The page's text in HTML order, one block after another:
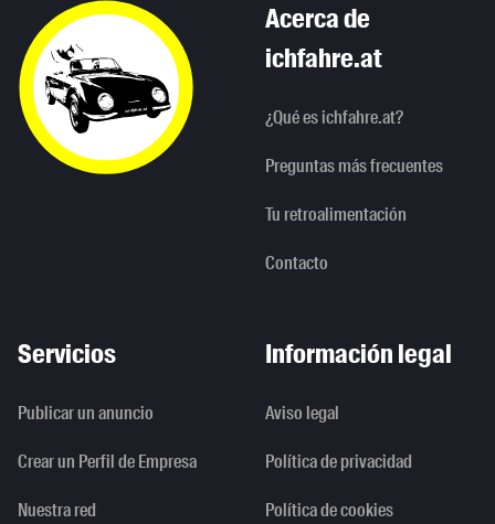
Acerca de
ichfahre.at
¿Qué es ichfahre.at?
Preguntas más frecuentes
Tu retroalimentación
Contacto
Servicios
Publicar un anuncio
Crear un Perfil de Empresa
Nuestra red
Información legal
Aviso legal
Política de privacidad
Política de cookies